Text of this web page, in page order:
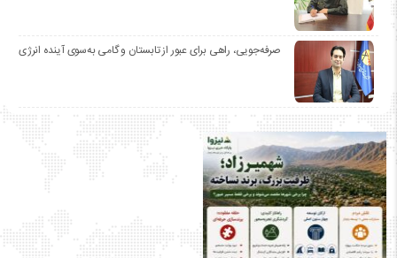
صرفه‌جویی، راهی برای عبور از تابستان و گامی به‌سوی آینده انرژی